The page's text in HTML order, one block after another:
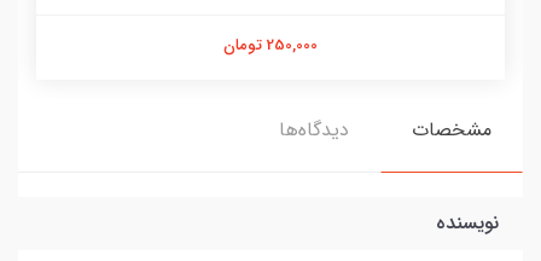
250,000 تومان
مشخصات دیدگاه‌ها
نویسنده